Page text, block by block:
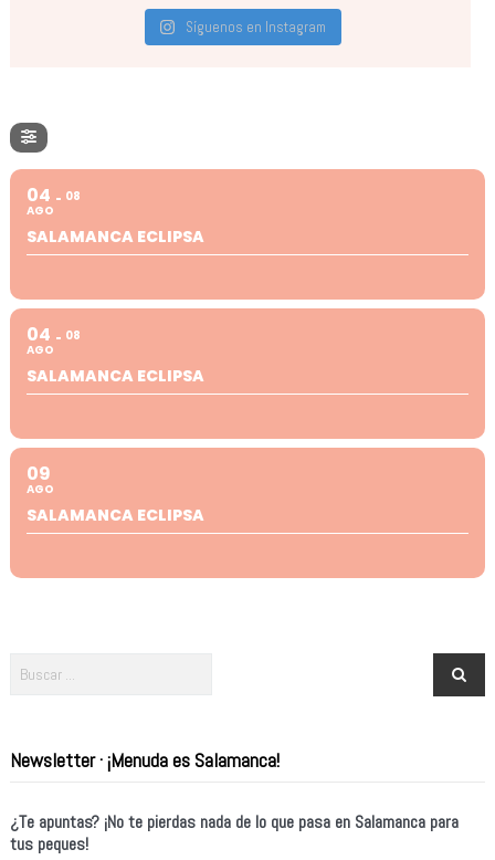
Síguenos en Instagram
04
AGO
08
SALAMANCA ECLIPSA
04
AGO
08
SALAMANCA ECLIPSA
09
AGO
SALAMANCA ECLIPSA
Newsletter · ¡Menuda es Salamanca!
¿Te apuntas? ¡No te pierdas nada de lo que pasa en Salamanca para
tus peques!